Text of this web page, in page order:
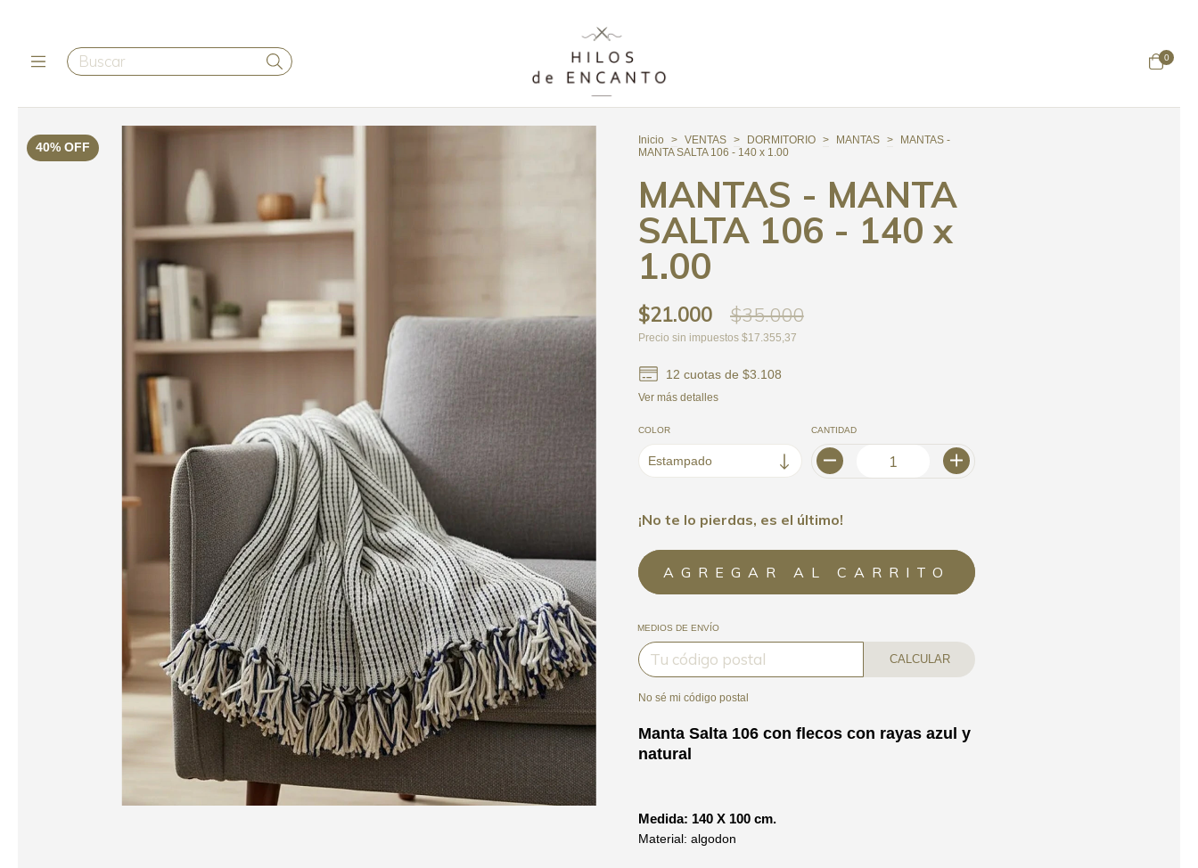
0
40% OFF Inicio > VENTAS > DORMITORIO > MANTAS >
MANTAS -
MANTA SALTA 106 - 140 x 1.00
MANTAS - MANTA
SALTA 106 - 140 x
1.00
$21.000 $35.000
Precio sin impuestos $17.355,37
12 cuotas de$3.108
Ver más detalles
COLOR CANTIDAD
¡No te lo pierdas, es el último!
MEDIOS DE ENVÍO
CALCULAR
No sé mi código postal
Manta Salta 106 con flecos con rayas azul y
natural
Medida: 140 X 100 cm.
Material: algodon